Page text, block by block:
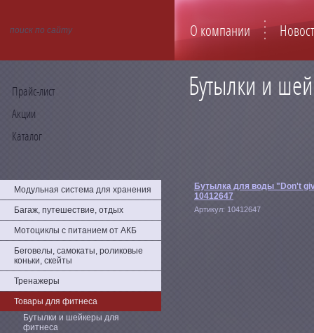
О компании
Бутылки и
Бутылка для воды "Don't
10412647
Артикул: 10412647
Прайс-лист
Акции
Каталог
Модульная система для хранения
Багаж, путешествие, отдых
Мотоциклы с питанием от АКБ
Беговелы, самокаты, роликовые
коньки, скейты
Тренажеры
Товары для фитнеса
Бутылки и шейкеры для
фитнеса